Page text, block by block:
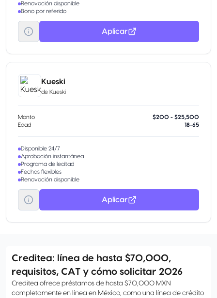
Renovación disponible
Bono por referido
Aplicar
Kueski
de Kueski
Monto
$200 - $25,500
Edad
18-65
Disponible 24/7
Aprobación instantánea
Programa de lealtad
Fechas flexibles
Renovación disponible
Aplicar
Creditea: línea de hasta $70,000,
requisitos, CAT y cómo solicitar 2026
Creditea ofrece préstamos de hasta $70,000 MXN
completamente en línea en México, como una línea de crédito